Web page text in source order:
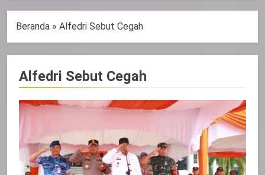
Beranda » Alfedri Sebut Cegah
Alfedri Sebut Cegah